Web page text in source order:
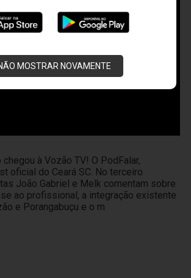
MOSTRAR NOVAMENTE
à Vozão TV! O PodFalar,
oficial do Ceará SC. No terceiro
João Gabriel e Melk comentam sobre
ao profissional, a integração existente
e Porangabuçu e o m